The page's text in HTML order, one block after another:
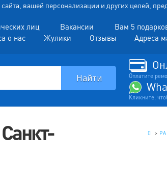
вашей персонализации и других целей,
лиц Вакансии Вам 5
о нас Жулики Отзывы Адреса
Оплатите
Кликните,
>